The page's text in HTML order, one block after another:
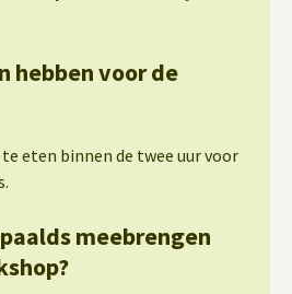
hebben voor de
eten binnen de twee uur voor
meebrengen